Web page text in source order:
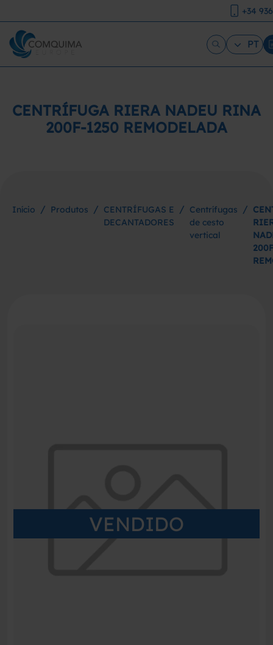
+34
PT
CENTRÍFUGA RIERA NADEU RINA
200F-1250 REMODELADA
Início / Produtos / CENTRÍFUGAS E
DECANTADORES
/ Centrífugas
de cesto
vertical
/
VENDIDO